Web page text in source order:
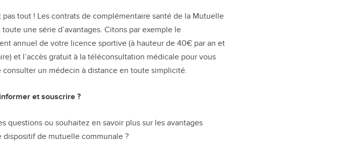
pas tout ! Les contrats de complémentaire santé de la Mutuelle
une série d’avantages. Citons par exemple le
annuel de votre licence sportive (à hauteur de 40€ par an et
et l’accès gratuit à la téléconsultation médicale pour vous
consulter un médecin à distance en toute simplicité.
et souscrire ?
questions ou souhaitez en savoir plus sur les avantages
dispositif de mutuelle communale ?